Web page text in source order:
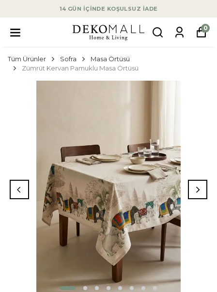
14 GÜN İÇİNDE KOŞULSUZ İADE
0
Tüm Ürünler Sofra
Masa Örtüsü
Zümrüt Kervan Pamuklu Masa Örtüsü